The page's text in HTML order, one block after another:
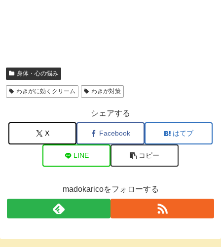
身体・心の悩み
わきがに効くクリーム わきが対策
シェアする
X Facebook はてブ
LINE コピー
madokaricoをフォローする